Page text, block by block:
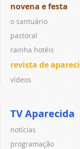
novena e festa
o santuário
pastoral
rainha hotéis
revista de
vídeos
TV Aparecida
notícias
programação